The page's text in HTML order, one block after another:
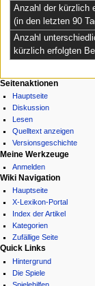
Anzahl der kürzlich
(in den letzten 90
Anzahl
kürzlich erfolgten
N
a
g
a
t
o
s
m
e
n
Seitenaktionen
Hauptseite
Diskussion
Lesen
Quelltext anzeigen
Versionsgeschichte
Meine Werkzeuge
Anmelden
Wiki Navigation
Hauptseite
X-Lexikon-Portal
Index der Artikel
Kategorien
Zufällige Seite
Quick Links
Hintergrund
Die Spiele
Spielehilfen